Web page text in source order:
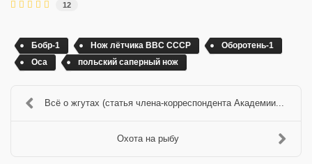
12
Бобр-1 Нож лётчика ВВС СССР
Оборотень-1
Оса
польский саперный нож
Всё о жгутах (статья члена-корреспондента Академии...
Охота на рыбу